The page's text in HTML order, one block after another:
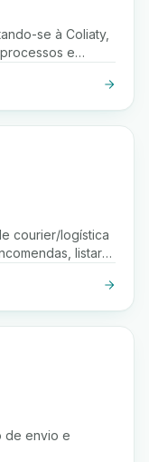
se à Coliaty,
e
courier/logística
listar
de envio e